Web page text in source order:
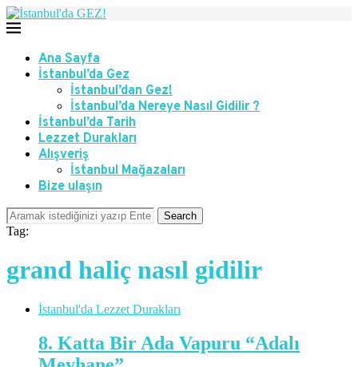
Ana Sayfa
İstanbul’da Gez
İstanbul’dan Gez!
İstanbul’da Nereye Nasıl Gidilir ?
İstanbul’da Tarih
Lezzet Durakları
Alışveriş
İstanbul Mağazaları
Bize ulaşın
Search
Tag:
grand haliç nasıl gidilir
İstanbul'da Lezzet Durakları
8. Katta Bir Ada Vapuru “Adalı